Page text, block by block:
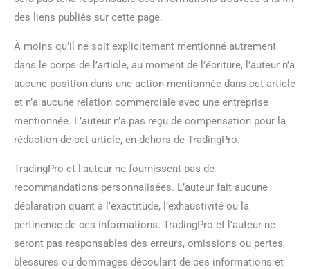
des liens publiés sur cette page.
À moins qu’il ne soit explicitement mentionné autrement
dans le corps de l’article, au moment de l’écriture, l’auteur n’a
aucune position dans une action mentionnée dans cet article
et n’a aucune relation commerciale avec une entreprise
mentionnée. L’auteur n’a pas reçu de compensation pour la
rédaction de cet article, en dehors de TradingPro.
TradingPro et l’auteur ne fournissent pas de
recommandations personnalisées. L’auteur fait aucune
déclaration quant à l’exactitude, l’exhaustivité ou la
pertinence de ces informations. TradingPro et l’auteur ne
seront pas responsables des erreurs, omissions ou pertes,
blessures ou dommages découlant de ces informations et